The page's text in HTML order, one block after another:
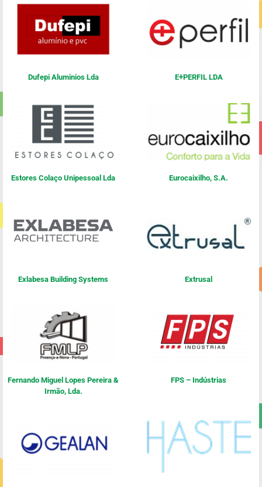
Dufepi Aluminios Lda E+PERFIL LDA
Estores Colaço Unipessoal Lda Eurocaixilho, S.A.
Exlabesa Building Systems Extrusal
Fernando Miguel Lopes Pereira &
Irmão, Lda.
FPS – Indústrias